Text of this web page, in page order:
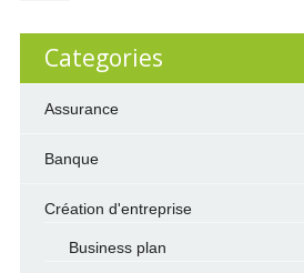
Categories
Assurance
Banque
Création d'entreprise
Business plan